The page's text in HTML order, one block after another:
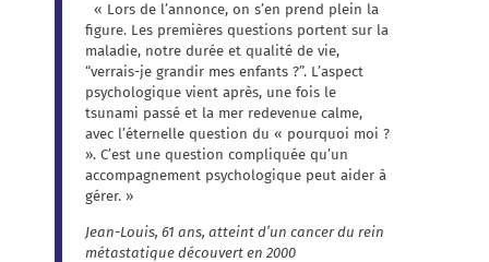
« Lors de l’annonce, on s’en prend plein la
figure. Les premières questions portent sur la
maladie, notre durée et qualité de vie,
“verrais-je grandir mes enfants ?”. L’aspect
psychologique vient après, une fois le
tsunami passé et la mer redevenue calme,
avec l’éternelle question du « pourquoi moi ?
». C’est une question compliquée qu’un
accompagnement psychologique peut aider à
gérer. »
Jean-Louis, 61 ans, atteint d’un cancer du rein
métastatique découvert en 2000